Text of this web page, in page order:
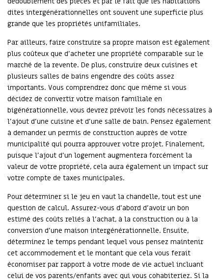
dites intergénérationnelles ont souvent une superficie plus
grande que les propriétés unifamiliales.
Par ailleurs, faire construire sa propre maison est également
plus coûteux que d’acheter une propriété comparable sur le
marché de la revente. De plus, construire deux cuisines et
plusieurs salles de bains engendre des coûts assez
importants. Vous comprendrez donc que même si vous
décidez de convertir votre maison familiale en
bigénérationnelle, vous devrez prévoir les fonds nécessaires à
l’ajout d’une cuisine et d’une salle de bain. Pensez également
à demander un permis de construction auprès de votre
municipalité qui pourra approuver votre projet. Finalement,
puisque l’ajout d’un logement augmentera forcément la
valeur de votre propriété, cela aura également un impact sur
votre compte de taxes municipales.
Pour déterminer si le jeu en vaut la chandelle, tout est une
question de calcul. Assurez-vous d’abord d’avoir un bon
estimé des coûts reliés à l’achat, à la construction ou à la
conversion d’une maison intergénérationnelle. Ensuite,
déterminez le temps pendant lequel vous pensez maintenir
cet accommodement et le montant que cela vous ferait
économiser par rapport à votre mode de vie actuel incluant
celui de vos parents/enfants avec qui vous cohabiteriez. Si la